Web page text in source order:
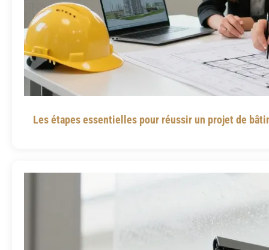
Les étapes essentielles pour réussir un projet de